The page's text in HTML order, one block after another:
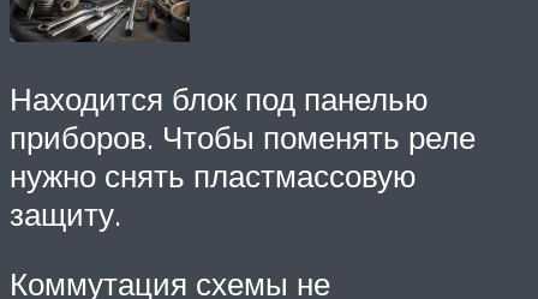
Находится блок под панелью
приборов. Чтобы поменять реле
нужно снять пластмассовую
защиту.
Коммутация схемы не